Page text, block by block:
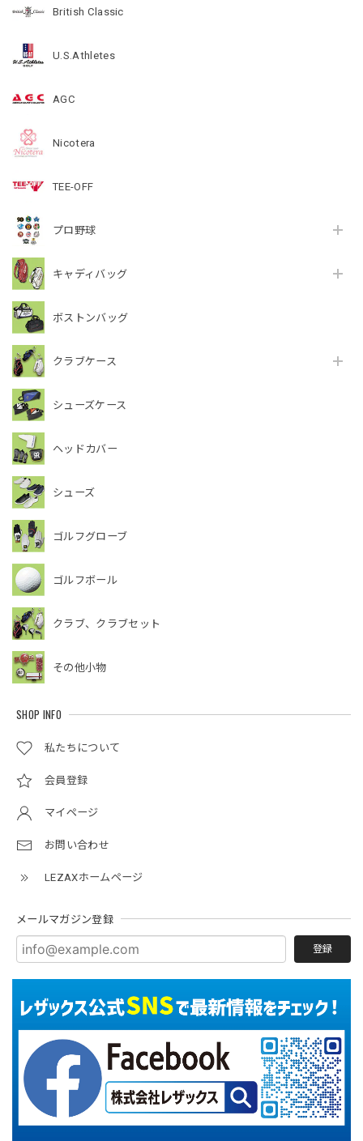
British Classic
U.S.Athletes
AGC
Nicotera
TEE-OFF
プロ野球
キャディバッグ
ボストンバッグ
クラブケース
シューズケース
ヘッドカバー
シューズ
ゴルフグローブ
ゴルフボール
クラブ、クラブセット
その他小物
SHOP INFO
私たちについて
会員登録
マイページ
お問い合わせ
LEZAXホームページ
メールマガジン登録
登録